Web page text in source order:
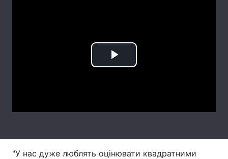
Тема оформлення
Play
"У нас дуже люблять оцінювати квадратними